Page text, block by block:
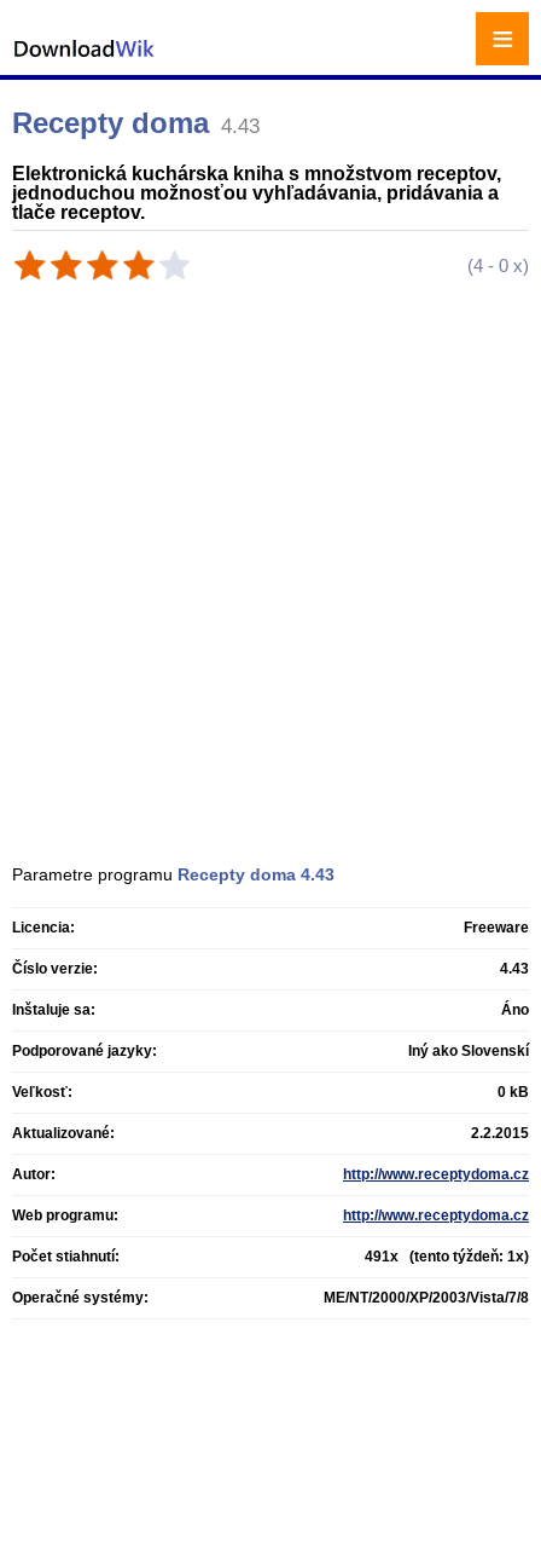
Recepty doma 4.43
Elektronická kuchárska kniha s množstvom receptov,
jednoduchou možnosťou vyhľadávania, pridávania a
tlače receptov.
(4 - 0 x)
Parametre programu Recepty doma 4.43
Licencia: Freeware
Číslo verzie: 4.43
Inštaluje sa: Áno
Podporované jazyky: Iný ako Slovenskí
Veľkosť: 0 kB
Aktualizované: 2.2.2015
Autor: http://www.receptydoma.cz
Web programu: http://www.receptydoma.cz
Počet stiahnutí: 491x (tento týždeň: 1x)
Operačné systémy: ME/NT/2000/XP/2003/Vista/7/8
≡